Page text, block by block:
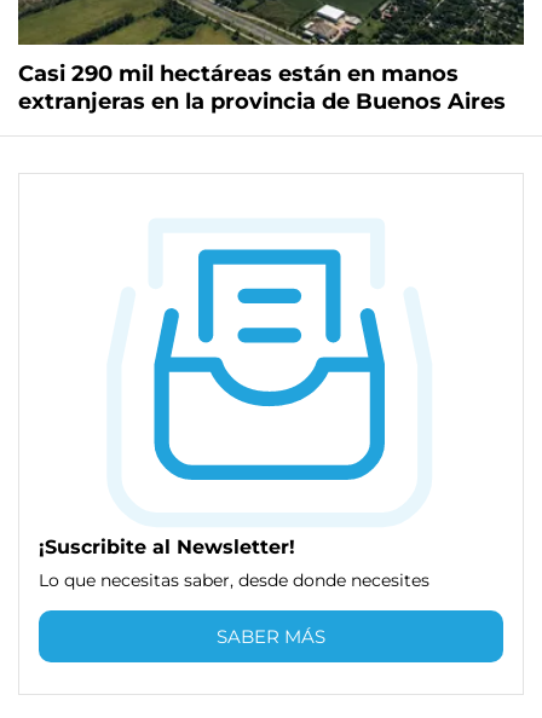
Casi 290 mil hectáreas están en manos
extranjeras en la provincia de Buenos Aires
¡Suscribite al Newsletter!
Lo que necesitas saber, desde donde necesites
SABER MÁS